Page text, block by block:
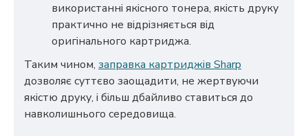
використанні якісного тонера, якість друку
практично не відрізняється від
оригінального картриджа.
Таким чином, заправка картриджів Sharp
дозволяє суттєво заощадити, не жертвуючи
якістю друку, і більш дбайливо ставиться до
навколишнього середовища.